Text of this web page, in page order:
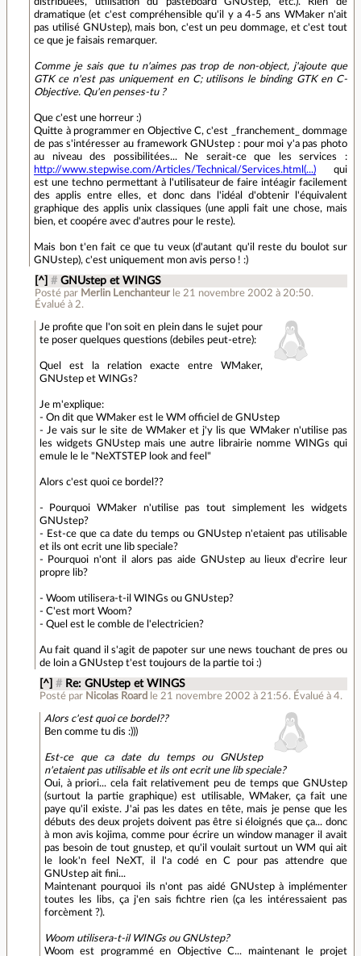
dramatique (et c'est compréhensible qu'il y a 4-5 ans WMaker n'ait
pas utilisé GNUstep), mais bon, c'est un peu dommage, et c'est tout
ce que je faisais remarquer.
Comme je sais que tu n'aimes pas trop de non-object, j'ajoute que
GTK ce n'est pas uniquement en C; utilisons le binding GTK en C-
Objective. Qu'en penses-tu ?
Que c'est une horreur :)
Quitte à programmer en Objective C, c'est _franchement_ dommage
de pas s'intéresser au framework GNUstep : pour moi y'a pas photo
au niveau des possibilitées... Ne serait-ce que les services :
http://www.stepwise.com/Articles/Technical/Services.html(...) qui
est une techno permettant à l'utilisateur de faire intéagir facilement
des applis entre elles, et donc dans l'idéal d'obtenir l'équivalent
graphique des applis unix classiques (une appli fait une chose, mais
bien, et coopére avec d'autres pour le reste).
Mais bon t'en fait ce que tu veux (d'autant qu'il reste du boulot sur
GNUstep), c'est uniquement mon avis perso ! :)
[^] # GNUstep et WINGS
Posté par Merlin Lenchanteur le 21 novembre 2002 à 20:50.
Évalué à 2.
Je profite que l'on soit en plein dans le sujet pour
te poser quelques questions (debiles peut-etre):
Quel est la relation exacte entre WMaker,
GNUstep et WINGs?
Je m'explique:
- On dit que WMaker est le WM officiel de GNUstep
- Je vais sur le site de WMaker et j'y lis que WMaker n'utilise pas
les widgets GNUstep mais une autre librairie nomme WINGs qui
emule le le "NeXTSTEP look and feel"
Alors c'est quoi ce bordel??
- Pourquoi WMaker n'utilise pas tout simplement les widgets
GNUstep?
- Est-ce que ca date du temps ou GNUstep n'etaient pas utilisable
et ils ont ecrit une lib speciale?
- Pourquoi n'ont il alors pas aide GNUstep au lieux d'ecrire leur
propre lib?
- Woom utilisera-t-il WINGs ou GNUstep?
- C'est mort Woom?
- Quel est le comble de l'electricien?
Au fait quand il s'agit de papoter sur une news touchant de pres ou
de loin a GNUstep t'est toujours de la partie toi :)
[^] # Re: GNUstep et WINGS
Posté par Nicolas Roard le 21 novembre 2002 à 21:56. Évalué à 4.
Alors c'est quoi ce bordel??
Ben comme tu dis :)))
Est-ce que ca date du temps ou GNUstep
n'etaient pas utilisable et ils ont ecrit une lib speciale?
Oui, à priori... cela fait relativement peu de temps que GNUstep
(surtout la partie graphique) est utilisable, WMaker, ça fait une
paye qu'il existe. J'ai pas les dates en tête, mais je pense que les
débuts des deux projets doivent pas être si éloignés que ça... donc
à mon avis kojima, comme pour écrire un window manager il avait
pas besoin de tout gnustep, et qu'il voulait surtout un WM qui ait
le look'n feel NeXT, il l'a codé en C pour pas attendre que
GNUstep ait fini...
Maintenant pourquoi ils n'ont pas aidé GNUstep à implémenter
toutes les libs, ça j'en sais fichtre rien (ça les intéressaient pas
forcèment ?).
Woom utilisera-t-il WINGs ou GNUstep?
Woom est programmé en Objective C... maintenant le projet